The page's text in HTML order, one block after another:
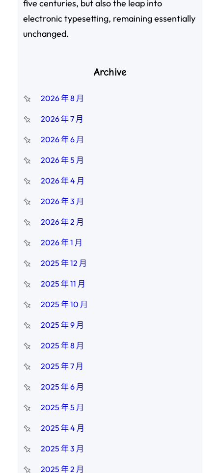
five centuries, but also the leap into
electronic typesetting, remaining essentially
unchanged.
Archive
2026 年 8 月
2026 年 7 月
2026 年 6 月
2026 年 5 月
2026 年 4 月
2026 年 3 月
2026 年 2 月
2026 年 1 月
2025 年 12 月
2025 年 11 月
2025 年 10 月
2025 年 9 月
2025 年 8 月
2025 年 7 月
2025 年 6 月
2025 年 5 月
2025 年 4 月
2025 年 3 月
2025 年 2 月